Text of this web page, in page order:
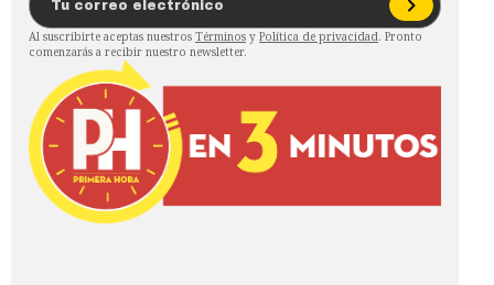
Al suscribirte aceptas nuestros Términos y Política de privacidad. Pronto
comenzarás a recibir nuestro newsletter.